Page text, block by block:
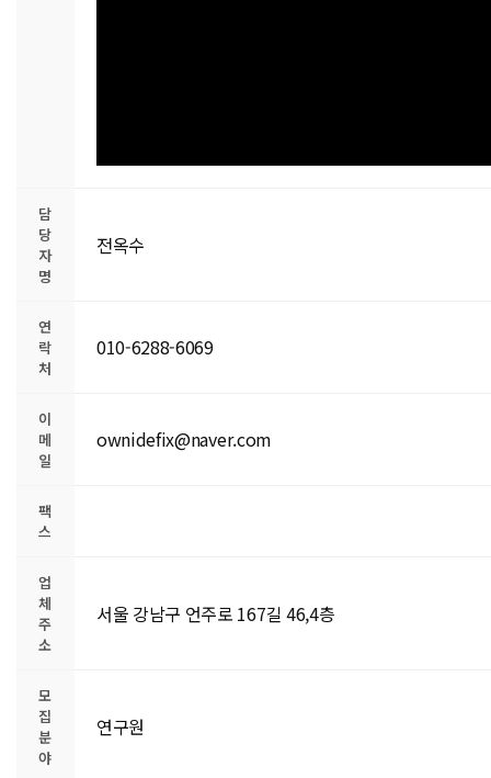
담
당
자
명
전옥수
연
락
처
010-6288-6069
이
메
일
ownidefix@naver.com
팩
스
업
체
주
소
서울 강남구 언주로 167길 46,4층
모
집
분
야
연구원